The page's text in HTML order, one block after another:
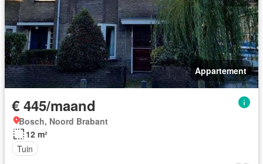
Appartement
€ 445/maand
Bosch, Noord Brabant
12 m²
Tuin